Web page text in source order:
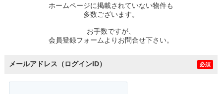
ホームページに掲載されていない物件も
多数ございます。
お手数ですが、
会員登録フォームよりお問合せ下さい。
メールアドレス（ログインID） 必須